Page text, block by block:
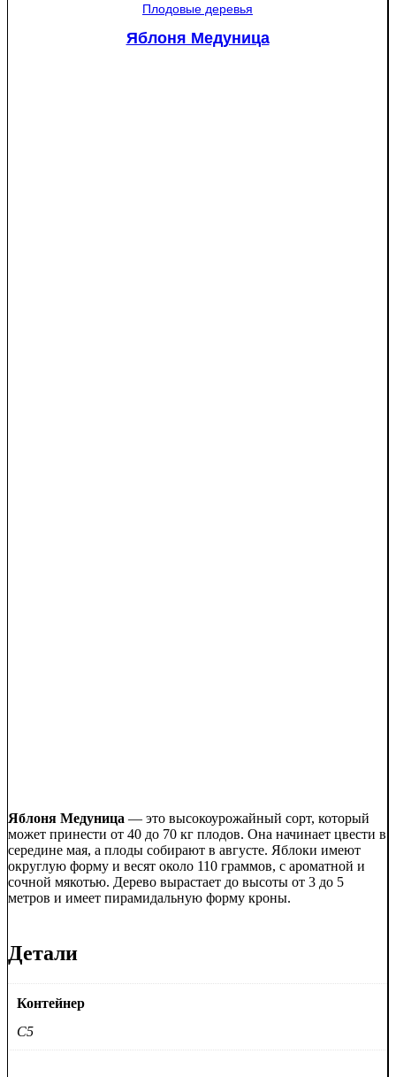
Плодовые деревья
Яблоня Медуница
Яблоня Медуница — это высокоурожайный сорт, который
может принести от 40 до 70 кг плодов. Она начинает цвести в
середине мая, а плоды собирают в августе. Яблоки имеют
округлую форму и весят около 110 граммов, с ароматной и
сочной мякотью. Дерево вырастает до высоты от 3 до 5
метров и имеет пирамидальную форму кроны.
Детали
Контейнер
C5